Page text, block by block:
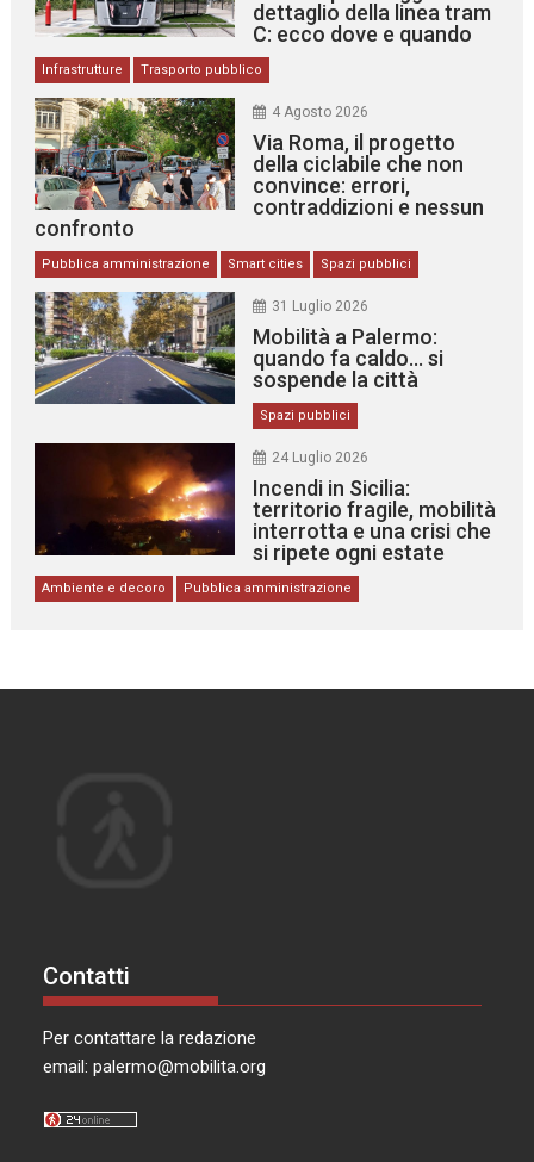
dettaglio della linea tram
C: ecco dove e quando
Infrastrutture Trasporto pubblico
4 Agosto 2026
Via Roma, il progetto
della ciclabile che non
convince: errori,
contraddizioni e nessun
confronto
Pubblica amministrazione Smart cities Spazi pubblici
31 Luglio 2026
Mobilità a Palermo:
quando fa caldo… si
sospende la città
Spazi pubblici
24 Luglio 2026
Incendi in Sicilia:
territorio fragile, mobilità
interrotta e una crisi che
si ripete ogni estate
Ambiente e decoro Pubblica amministrazione
Contatti
Per contattare la redazione
email:palermo@mobilita.org